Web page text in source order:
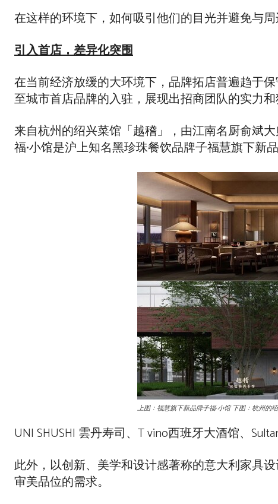
在这样的环境下，如何吸引他们的目光并避免与
引入首店，差异化突围
在当前经济放缓的大环境下，品牌拓店普遍趋于
至城市首店品牌的入驻，展现出招商团队的实力和
来自杭州的绍兴菜馆「越稽」，由江南名厨俞斌
福•小馆是沪上知名黑珍珠餐饮品牌子福慧旗下新
上图：福慧旗下新品牌子福·小馆 下图：杭州的
UNI SHUSHI 雲丹寿司、T vino西班牙大酒馆、
此外，以创新、美学和设计感著称的意大利家具
审美品位的需求。